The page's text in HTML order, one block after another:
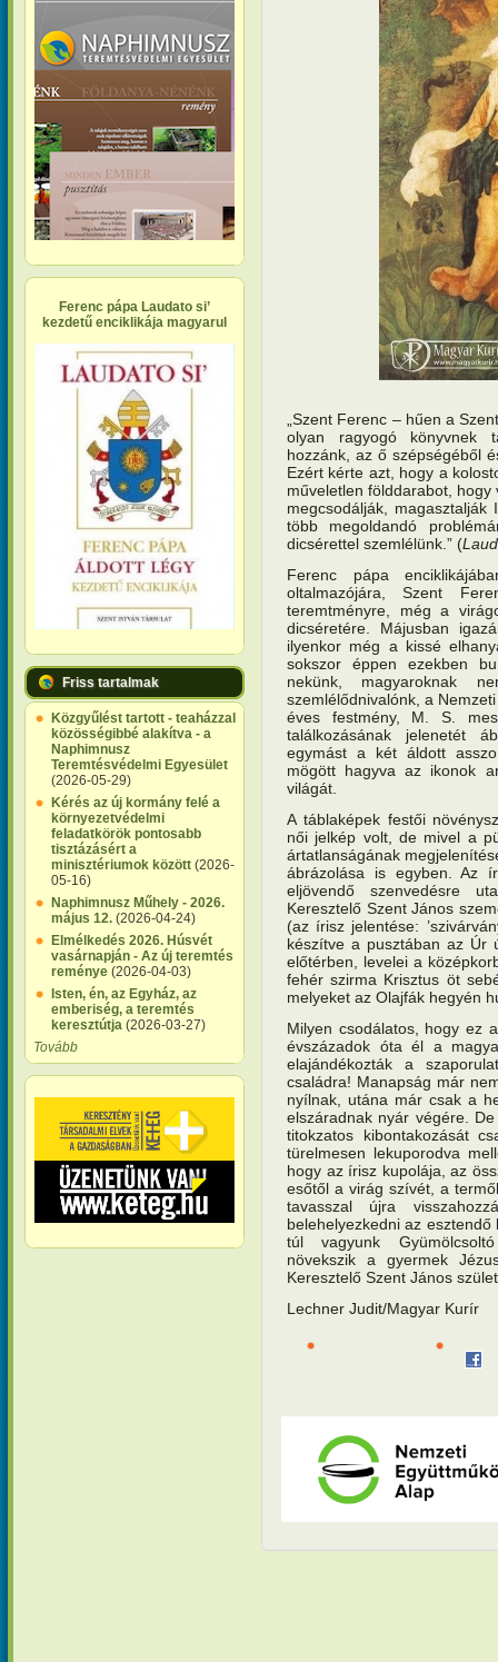
Ferenc pápa Laudato si’
kezdetű enciklikája magyarul
Friss tartalmak
Közgyűlést tartott - teaházzal
közösségibbé alakítva - a
Naphimnusz
Teremtésvédelmi Egyesület
(2026-05-29)
Kérés az új kormány felé a
környezetvédelmi
feladatkörök pontosabb
tisztázásért a
minisztériumok között (2026-
05-16)
Naphimnusz Műhely - 2026.
május 12. (2026-04-24)
Elmélkedés 2026. Húsvét
vasárnapján - Az új teremtés
reménye (2026-04-03)
Isten, én, az Egyház, az
emberiség, a teremtés
keresztútja (2026-03-27)
Tovább
„Szent Ferenc – hűen a
olyan ragyogó könyvnek
hozzánk, az ő szépségéből
Ezért kérte azt, hogy a
műveletlen földdarabot,
megcsodálják,
több megoldandó
dicsérettel szemlélünk.” (
Ferenc pápa
oltalmazójára, Szent
teremtményre, még a
dicséretére. Májusban
ilyenkor még a kissé
sokszor éppen ezekben
nekünk, magyaroknak
szemlélődnivalónk, a
éves festmény, M. S.
találkozásának jelenetét
egymást a két áldott
mögött hagyva az ikonok
világát.
A táblaképek festői
női jelkép volt, de mivel a
ártatlanságának
ábrázolása is egyben. Az
eljövendő szenvedésre
Keresztelő Szent János
(az írisz jelentése:
készítve a pusztában az Úr
előtérben, levelei a
fehér szirma Krisztus öt
melyeket az Olajfák hegyén
Milyen csodálatos, hogy ez
évszázadok óta él a
elajándékozták a
családra! Manapság már
nyílnak, utána már csak a
elszáradnak nyár végére.
titokzatos kibontakozását
türelmesen lekuporodva
hogy az írisz kupolája, az
esőtől a virág szívét, a
tavasszal újra
belehelyezkedni az
túl vagyunk
növekszik a gyermek
Keresztelő Szent János
Lechner Judit/Magyar Kurír